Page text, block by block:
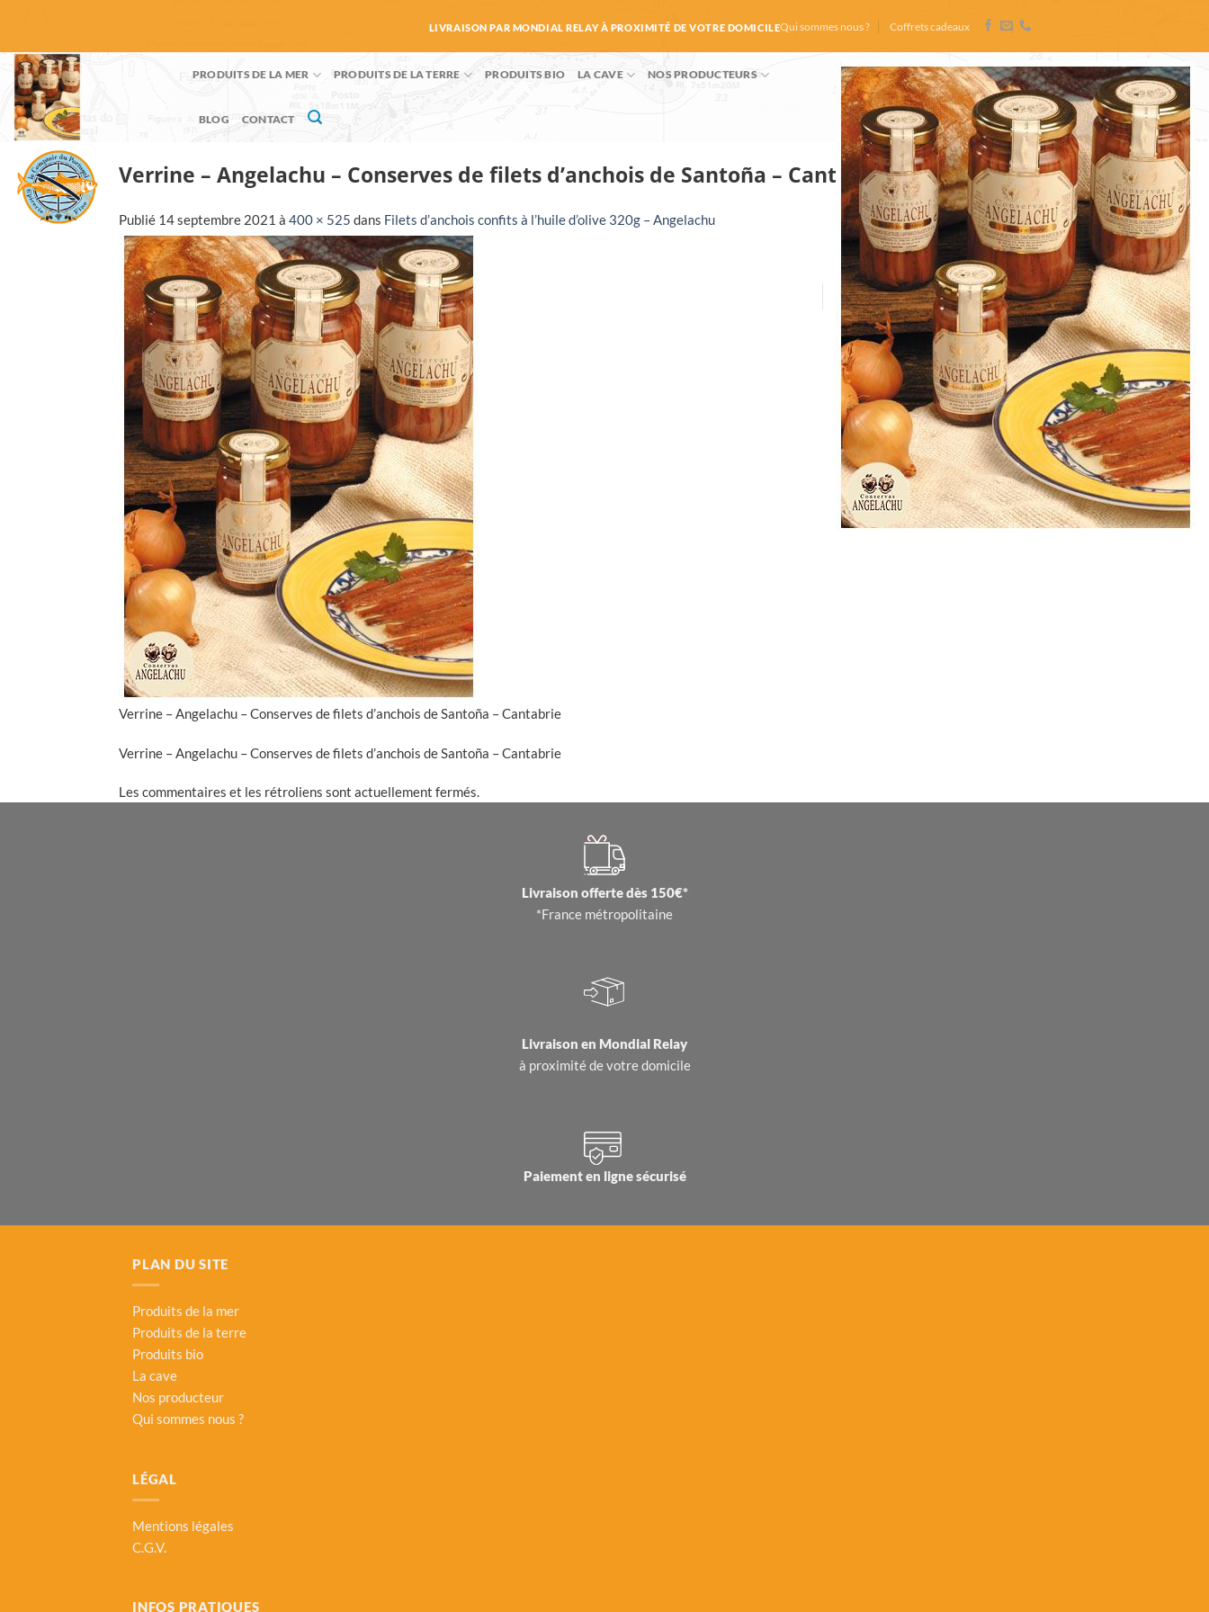
contenu
LIVRAISON PAR MONDIAL RELAY À PROXIMITÉ DE VOTRE DOMICILEQui sommes nous ? Coffrets cadeaux
PRODUITS DE LA MER PRODUITS DE LA TERRE PRODUITS BIO LA CAVE NOS PRODUCTEURS
BLOG CONTACT
Verrine – Angelachu – Conserves de filets d’anchois de Santoña – Cantabrie
Publié 14 septembre 2021 à 400 × 525 dans Filets d’anchois confits à l’huile d’olive 320g – Angelachu
Verrine – Angelachu – Conserves de filets d’anchois de Santoña – Cantabrie
Verrine – Angelachu – Conserves de filets d’anchois de Santoña – Cantabrie
Les commentaires et les rétroliens sont actuellement fermés.
Livraison offerte dès 150€*
*France métropolitaine
Livraison en Mondial Relay
à proximité de votre domicile
Paiement en ligne sécurisé
PLAN DU SITE
Produits de la mer
Produits de la terre
Produits bio
La cave
Nos producteur
Qui sommes nous ?
LÉGAL
Mentions légales
C.G.V.
INFOS PRATIQUES